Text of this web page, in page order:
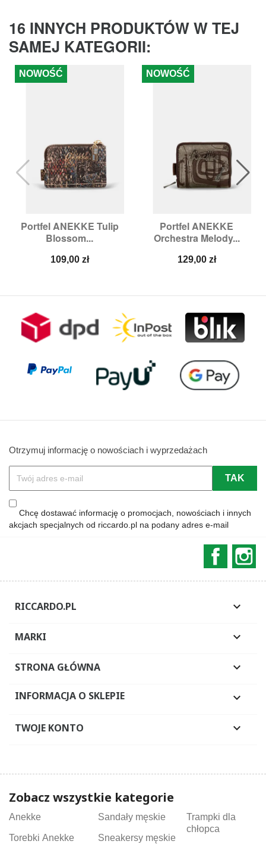
16 INNYCH PRODUKTÓW W TEJ
SAMEJ KATEGORII:
Portfel ANEKKE Tulip
Blossom...
Cena
109,00 zł
NOWOŚĆ
Portfel ANEKKE
Orchestra Melody...
Cena
129,00 zł
NOWOŚĆ
Otrzymuj informację o nowościach i wyprzedażach
Chcę dostawać informację o promocjach, nowościach i innych
akcjach specjalnych od riccardo.pl na podany adres e-mail
RICCARDO.PL 
MARKI 
STRONA GŁÓWNA 
INFORMACJA O SKLEPIE 
TWOJE KONTO 
Zobacz wszystkie kategorie
Anekke
Torebki Anekke
Sandały męskie
Sneakersy męskie
Trampki dla
chłopca